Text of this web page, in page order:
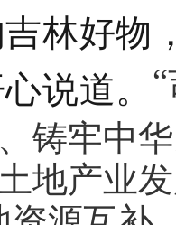
林好物
说道。
铸牢中
地产业